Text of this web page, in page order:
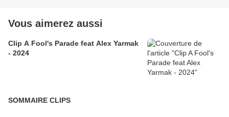
Vous aimerez aussi
Clip A Fool's Parade feat Alex Yarmak
- 2024
SOMMAIRE CLIPS